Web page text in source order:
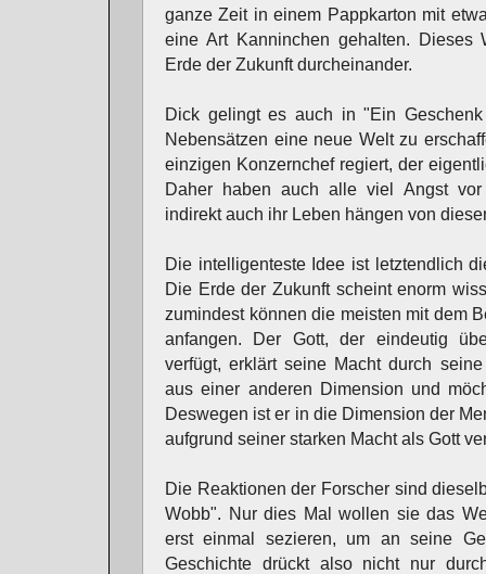
ganze Zeit in einem Pappkarton mit
eine Art Kanninchen gehalten. Dieses
Erde der Zukunft durcheinander.
Dick gelingt es auch in "Ein
Nebensätzen eine neue Welt zu
einzigen Konzernchef regiert, der
Daher haben auch alle viel Angst
indirekt auch ihr Leben hängen von
Die intelligenteste Idee ist letztendlich
Die Erde der Zukunft scheint enorm
zumindest können die meisten mit dem
anfangen. Der Gott, der eindeutig
verfügt, erklärt seine Macht durch
aus einer anderen Dimension und
Deswegen ist er in die Dimension der
aufgrund seiner starken Macht als Gott
Die Reaktionen der Forscher sind
Wobb". Nur dies Mal wollen sie das
erst einmal sezieren, um an seine
Geschichte drückt also nicht nur